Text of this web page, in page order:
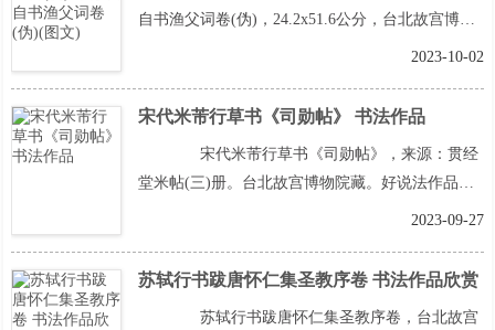
自书渔父词卷(伪)，24.2x51.6公分，台北故宫博物
院藏。 渔父饮。谁家去。鱼蟹一时分付。酒无多少
2023-10-02
宋代米芾行草书《司勋帖》 书法作品
宋代米芾行草书《司勋帖》，来源：贯经
堂米帖(三)册。台北故宫博物院藏。好说法作品就
是牛逼 释文：司勋老兄阁下。内翰必常常相
读全文>>
2023-09-27
苏轼行书跋唐怀仁集圣教序卷 书法作品欣赏
苏轼行书跋唐怀仁集圣教序卷，台北故宫